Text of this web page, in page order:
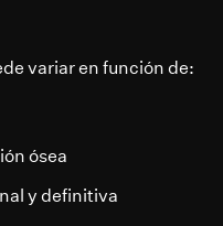
variar en función de:
ósea
y definitiva